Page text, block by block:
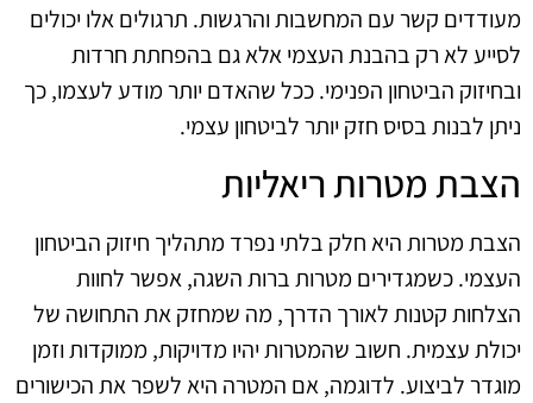
מעודדים קשר עם המחשבות והרגשות. תרגולים אלו יכולים
לסייע לא רק בהבנת העצמי אלא גם בהפחתת חרדות
ובחיזוק הביטחון הפנימי. ככל שהאדם יותר מודע לעצמו, כך
ניתן לבנות בסיס חזק יותר לביטחון עצמי.
הצבת מטרות ריאליות
הצבת מטרות היא חלק בלתי נפרד מתהליך חיזוק הביטחון
העצמי. כשמגדירים מטרות ברות השגה, אפשר לחוות
הצלחות קטנות לאורך הדרך, מה שמחזק את התחושה של
יכולת עצמית. חשוב שהמטרות יהיו מדויקות, ממוקדות וזמן
מוגדר לביצוע. לדוגמה, אם המטרה היא לשפר את הכישורים